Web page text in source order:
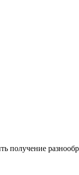
получение